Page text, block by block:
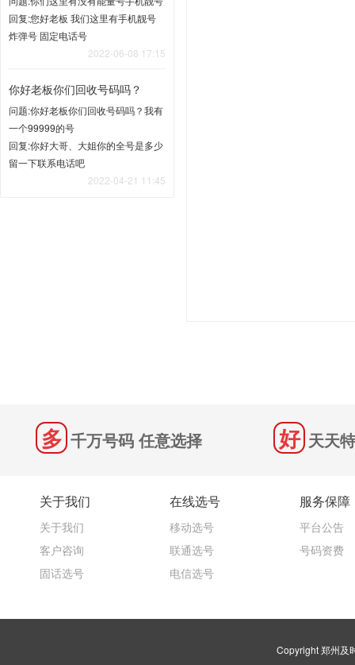
回复:您好老板 我们这里有手机靓号
炸弹号 固定电话号
2022-06-08 17:15
你好老板你们回收号码吗？
问题:你好老板你们回收号码吗？我有
一个99999的号
回复:你好大哥、大姐你的全号是多少
留一下联系电话吧
2022-04-21 11:45
千万号码 任意选择 天天
关于我们
关于我们
客户咨询
固话选号
在线选号
移动选号
联通选号
电信选号
服务保障
平台公告
号码资费
Copyright 郑州及